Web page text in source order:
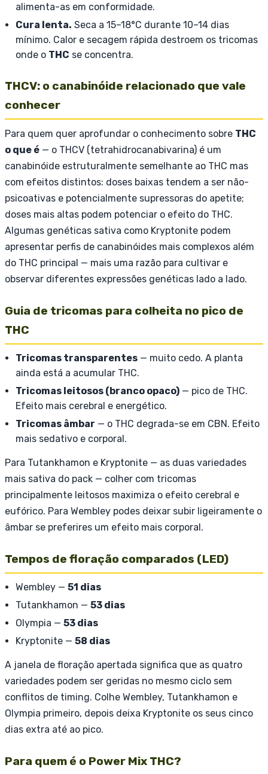
alimenta-as em conformidade.
Cura lenta. Seca a 15–18°C durante 10–14 dias
mínimo. Calor e secagem rápida destroem os tricomas
onde o THC se concentra.
THCV: o canabinóide relacionado que vale
conhecer
Para quem quer aprofundar o conhecimento sobre THC
o que é — o THCV (tetrahidrocanabivarina) é um
canabinóide estruturalmente semelhante ao THC mas
com efeitos distintos: doses baixas tendem a ser não-
psicoativas e potencialmente supressoras do apetite;
doses mais altas podem potenciar o efeito do THC.
Algumas genéticas sativa como Kryptonite podem
apresentar perfis de canabinóides mais complexos além
do THC principal — mais uma razão para cultivar e
observar diferentes expressões genéticas lado a lado.
Guia de tricomas para colheita no pico de
THC
Tricomas transparentes — muito cedo. A planta
ainda está a acumular THC.
Tricomas leitosos (branco opaco) — pico de THC.
Efeito mais cerebral e energético.
Tricomas âmbar — o THC degrada-se em CBN. Efeito
mais sedativo e corporal.
Para Tutankhamon e Kryptonite — as duas variedades
mais sativa do pack — colher com tricomas
principalmente leitosos maximiza o efeito cerebral e
eufórico. Para Wembley podes deixar subir ligeiramente o
âmbar se preferires um efeito mais corporal.
Tempos de floração comparados (LED)
Wembley — 51 dias
Tutankhamon — 53 dias
Olympia — 53 dias
Kryptonite — 58 dias
A janela de floração apertada significa que as quatro
variedades podem ser geridas no mesmo ciclo sem
conflitos de timing. Colhe Wembley, Tutankhamon e
Olympia primeiro, depois deixa Kryptonite os seus cinco
dias extra até ao pico.
Para quem é o Power Mix THC?